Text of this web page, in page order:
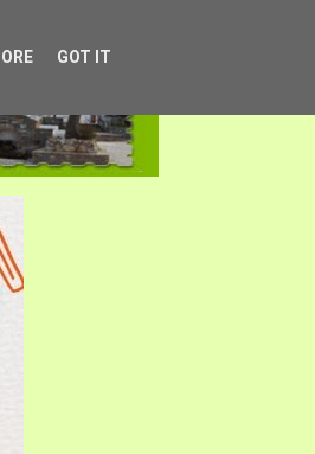
GOT IT